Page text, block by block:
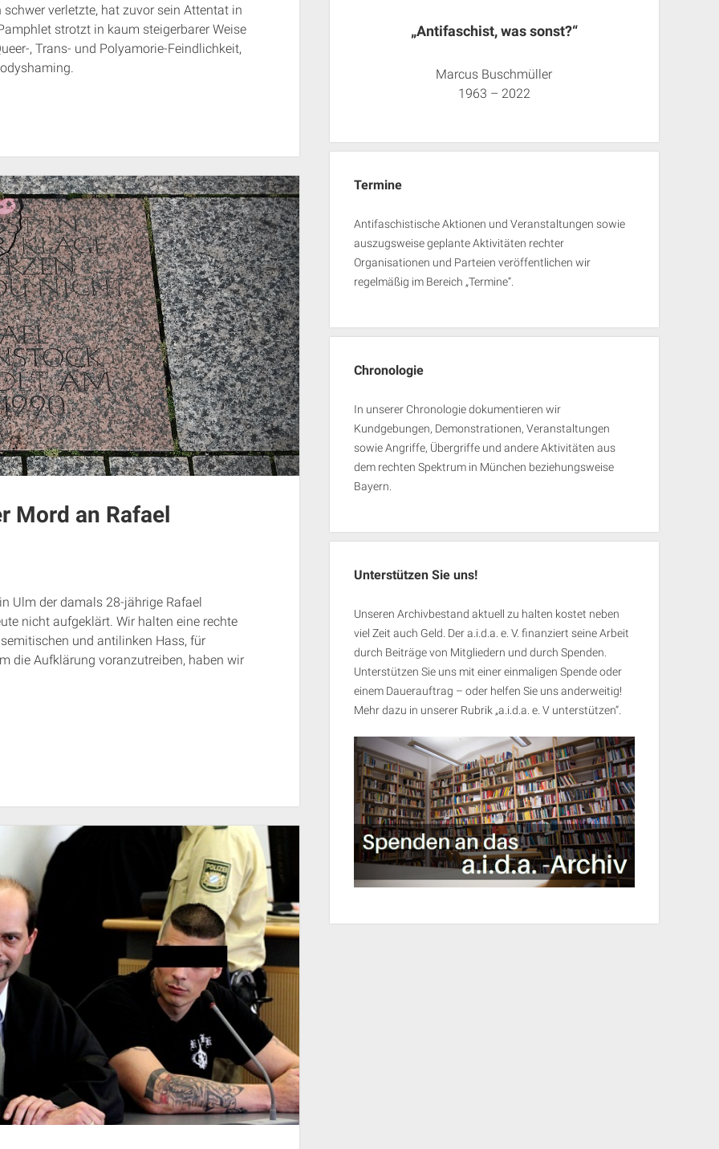
verletzte, hat zuvor sein Attentat in
strotzt in kaum steigerbarer Weise
, Trans- und Polyamorie-Feindlichkeit,
Mord an Rafael
Ulm der damals 28-jährige Rafael
nicht aufgeklärt. Wir halten eine rechte
und antilinken Hass, für
die Aufklärung voranzutreiben, haben wir
„Antifaschist, was sonst?“
Marcus Buschmüller
1963 – 2022
Termine
Antifaschistische Aktionen und Veranstaltungen sowie
auszugsweise geplante Aktivitäten rechter
Organisationen und Parteien veröffentlichen wir
regelmäßig im Bereich „Termine“.
Chronologie
In unserer Chronologie dokumentieren wir
Kundgebungen, Demonstrationen, Veranstaltungen
sowie Angriffe, Übergriffe und andere Aktivitäten aus
dem rechten Spektrum in München beziehungsweise
Bayern.
Unterstützen Sie uns!
Unseren Archivbestand aktuell zu halten kostet neben
viel Zeit auch Geld. Der a.i.d.a. e. V. finanziert seine Arbeit
durch Beiträge von Mitgliedern und durch Spenden.
Unterstützen Sie uns mit einer einmaligen Spende oder
einem Dauerauftrag – oder helfen Sie uns anderweitig!
Mehr dazu in unserer Rubrik „a.i.d.a. e. V unterstützen“.